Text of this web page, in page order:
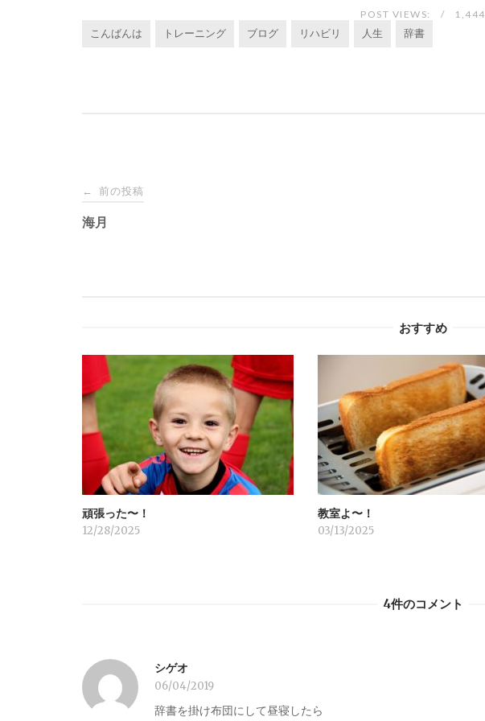
POST VIEWS: 1,444
こんばんは トレーニング ブログ リハビリ 人生 辞書
投
稿
ゲ
ー
シ
ョ
ン
← 前の投稿
海月
おすすめ
頑張った〜！
12/28/2025
教室よ〜！
03/13/2025
4件のコメント
シゲオ
06/04/2019
辞書を掛け布団にして昼寝したら